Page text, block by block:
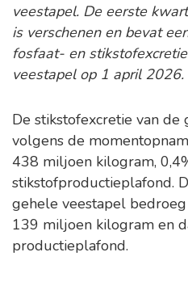
veestapel. De eerste
is verschenen en bevat
fosfaat- en
veestapel op 1 april 2026.
De stikstofexcretie van de
volgens de
438 miljoen kilogram,
stikstofproductieplafond.
gehele veestapel
139 miljoen kilogram en
productieplafond.